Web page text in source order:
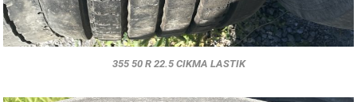
355 50 R 22.5 CIKMA LASTIK